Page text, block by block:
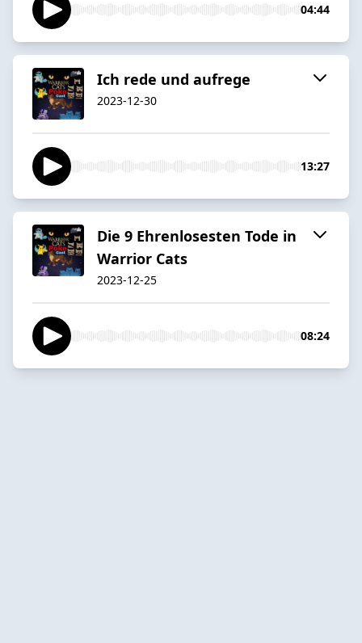
04:44
Ich rede und aufrege
2023-12-30
13:27
Die 9 Ehrenlosesten Tode in
Warrior Cats
2023-12-25
08:24